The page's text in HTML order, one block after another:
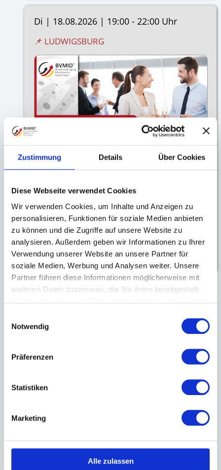
Zustimmung Details Über Cookies
Diese Webseite verwendet Cookies
Wir verwenden Cookies, um Inhalte und Anzeigen zu
personalisieren, Funktionen für soziale Medien anbieten
zu können und die Zugriffe auf unsere Website zu
analysieren. Außerdem geben wir Informationen zu Ihrer
Verwendung unserer Website an unsere Partner für
soziale Medien, Werbung und Analysen weiter. Unsere
Partner führen diese Informationen möglicherweise mit
weiteren Daten zusammen, die Sie ihnen bereitgestellt
Notwendig
Präferenzen
Statistiken
Marketing
Alle zulassen
Di | 18.08.2026 | 19:00 - 22:00 Uhr
📌 LUDWIGSBURG
BVMID Unternehmer: DIALOG
Ludwigsburg| Netzwerken. Austausch.
Biergarten Uferstüble - Uferstraße 95 in
Ludwigsburg
weiterlesen ...
INFOS UND ANMELDEN
VERANSTALTUNGEN NACH
monatliche Newsletter
der BVMID.